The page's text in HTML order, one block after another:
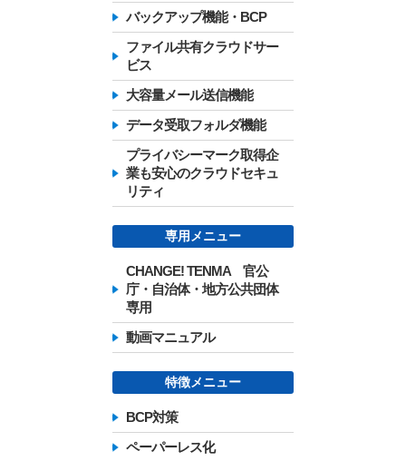
バックアップ機能・BCP
ファイル共有クラウドサー
ビス
大容量メール送信機能
データ受取フォルダ機能
プライバシーマーク取得企
業も安心のクラウドセキュ
リティ
専用メニュー
CHANGE! TENMA 官公
庁・自治体・地方公共団体
専用
動画マニュアル
特徴メニュー
BCP対策
ペーパーレス化